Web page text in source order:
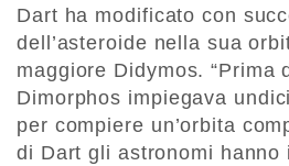
Dart ha modificato con
dell’asteroide nella sua
maggiore Didymos. “Prima
Dimorphos impiegava
per compiere un’orbita
di Dart gli astronomi hanno